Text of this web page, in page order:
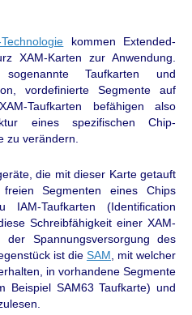
kommen Extended-
XAM-Karten zur Anwendung.
Taufkarten und
vordefinierte Segmente auf
Taufkarten befähigen also
eines spezifischen Chip-
zu verändern.
die mit dieser Karte getauft
Segmenten eines Chips
Taufkarten (Identification
Schreibfähigkeit einer XAM-
der Spannungsversorgung des
ist die SAM , mit welcher
in vorhandene Segmente
Beispiel SAM63 Taufkarte) und